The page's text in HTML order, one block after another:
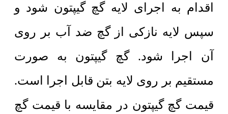
اقدام به اجرای لایه گچ گیپتون شود و
سپس لایه نازکی از گچ ضد آب بر روی
آن اجرا شود. گچ گیپتون به صورت
مستقیم بر روی لایه بتن قابل اجرا است.
قیمت گچ گیپتون در مقایسه با قیمت گچ